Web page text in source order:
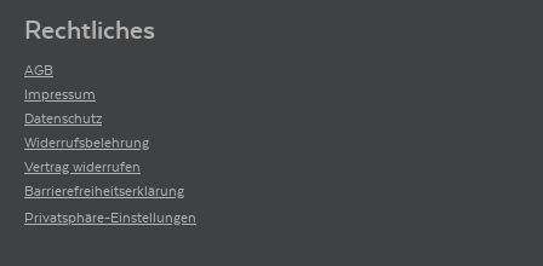
Rechtliches
AGB
Impressum
Datenschutz
Widerrufsbelehrung
Vertrag widerrufen
Barrierefreiheitserklärung
Privatsphäre-Einstellungen